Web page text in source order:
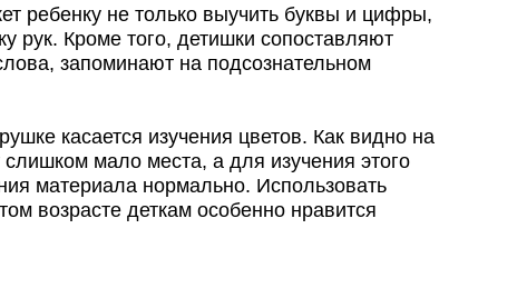
ребенку не только выучить буквы и цифры,
рук. Кроме того, детишки сопоставляют
запоминают на подсознательном
касается изучения цветов. Как видно на
мало места, а для изучения этого
материала нормально. Использовать
возрасте деткам особенно нравится